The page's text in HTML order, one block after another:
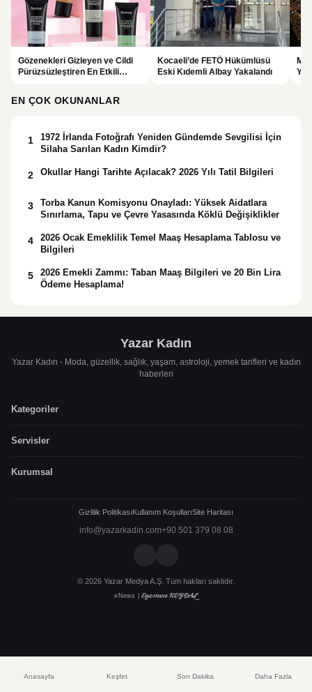
Gözenekleri Gizleyen ve Cildi
Pürüzsüzleştiren En Etkili
Kocaeli’de FETÖ Hükümlüsü
Eski Kıdemli Albay Yakalandı
EN ÇOK OKUNANLAR
1
1972 İrlanda Fotoğrafı Yeniden Gündemde Sevgilisi İçin
Silaha Sarılan Kadın Kimdir?
2 Okullar Hangi Tarihte Açılacak? 2026 Yılı Tatil Bilgileri
3
Torba Kanun Komisyonu Onayladı: Yüksek Aidatlara
Sınırlama, Tapu ve Çevre Yasasında Köklü Değişiklikler
4
2026 Ocak Emeklilik Temel Maaş Hesaplama Tablosu ve
Bilgileri
5
2026 Emekli Zammı: Taban Maaş Bilgileri ve 20 Bin Lira
Ödeme Hesaplama!
Yazar Kadın
Yazar Kadın - Moda, güzellik, sağlık, yaşam, astroloji, yemek tarifleri ve kadın
haberleri
Kategoriler
Servisler
Kurumsal
Gizlilik PolitikasıKullanım KoşullarıSite Haritası
info@yazarkadin.com+90 501 379 08 08
© 2026 Yazar Medya A.Ş. Tüm hakları saklıdır.
eNews | Egemen KEYDAL
Anasayfa Keşfet Son Dakika Daha Fazla